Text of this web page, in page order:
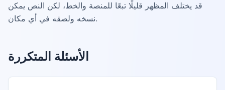
قد يختلف المظهر قليلًا تبعًا للمنصة والخط، لكن النص يمكن
نسخه ولصقه في أي مكان.
الأسئلة المتكررة